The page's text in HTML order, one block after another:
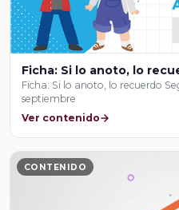
Ficha: Si lo anoto, lo
Ficha: Si lo anoto, lo recuerdo
septiembre
Ver contenido
CONTENIDO